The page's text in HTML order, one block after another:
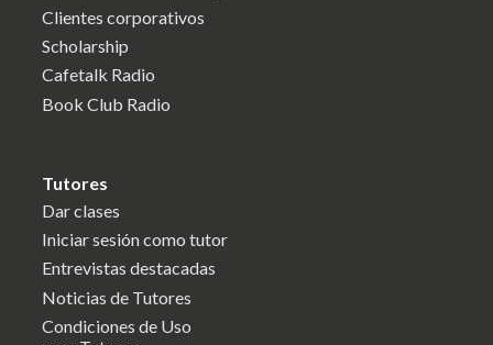
Clientes corporativos
Scholarship
Cafetalk Radio
Book Club Radio
Tutores
Dar clases
Iniciar sesión como tutor
Entrevistas destacadas
Noticias de Tutores
Condiciones de Uso